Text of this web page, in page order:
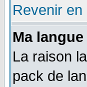
Revenir en
Ma
La raison
pack de